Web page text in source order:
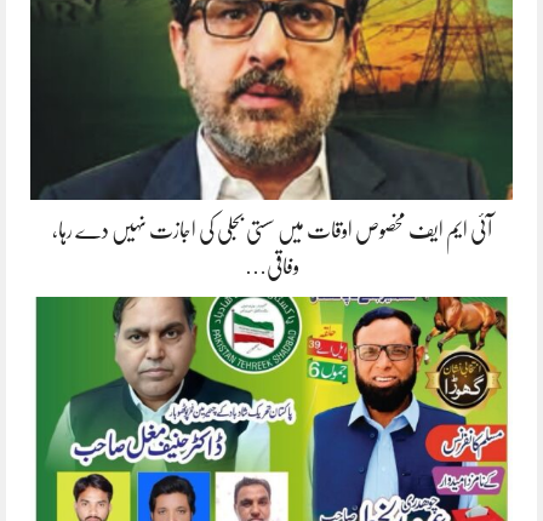
آئی ایم ایف مخصوص اوقات میں سستی بجلی کی اجازت نہیں دے رہا،
وفاقی…